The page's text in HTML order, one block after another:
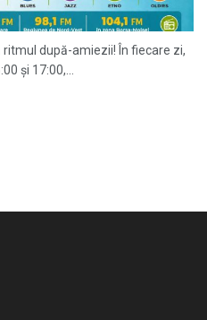
după-amiezii! În fiecare zi,
și 17:00,...